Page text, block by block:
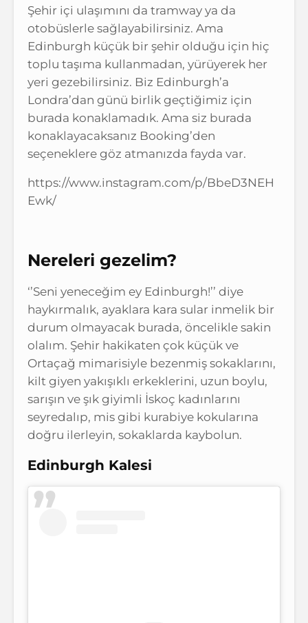
Şehir içi ulaşımını da tramway ya da
otobüslerle sağlayabilirsiniz. Ama
Edinburgh küçük bir şehir olduğu için hiç
toplu taşıma kullanmadan, yürüyerek her
yeri gezebilirsiniz. Biz Edinburgh’a
Londra’dan günü birlik geçtiğimiz için
burada konaklamadık. Ama siz burada
konaklayacaksanız Booking’den
seçeneklere göz atmanızda fayda var.
https://www.instagram.com/p/BbeD3NEH
Ewk/
Nereleri gezelim?
‘’Seni yeneceğim ey Edinburgh!’’ diye
haykırmalık, ayaklara kara sular inmelik bir
durum olmayacak burada, öncelikle sakin
olalım. Şehir hakikaten çok küçük ve
Ortaçağ mimarisiyle bezenmiş sokaklarını,
kilt giyen yakışıklı erkeklerini, uzun boylu,
sarışın ve şık giyimli İskoç kadınlarını
seyredalıp, mis gibi kurabiye kokularına
doğru ilerleyin, sokaklarda kaybolun.
Edinburgh Kalesi